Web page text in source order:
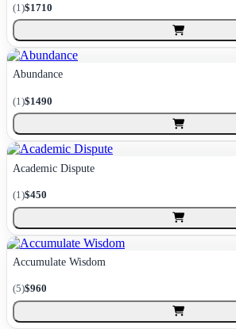
(1)$1710
Abundance
(1)$1490
Academic Dispute
(1)$450
Accumulate Wisdom
(5)$960